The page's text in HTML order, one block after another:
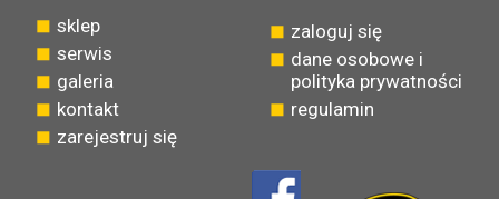
sklep
serwis
galeria
kontakt
zarejestruj się
zaloguj się
dane osobowe i
polityka prywatności
regulamin